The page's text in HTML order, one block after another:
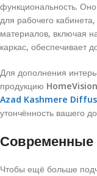
функциональность.
для рабочего
материалов, включая
каркас, обеспечивает
Для дополнения
продукцию HomeVision
Azad Kashmere
утончённость вашего
Современные
Чтобы ещё больше